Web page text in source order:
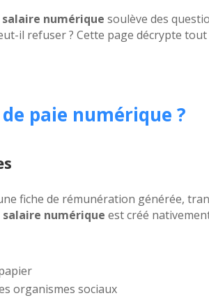
numérique soulève des
il refuser ? Cette page décrypte
paie numérique ?
fiche de rémunération générée,
numérique est créé
organismes sociaux